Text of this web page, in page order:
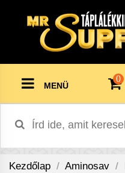
MENÜ
0
Kezdőlap Aminosav